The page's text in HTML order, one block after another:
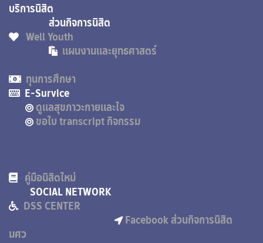
บริการนิสิต
ส่วนกิจการนิสิต
Well Youth
แผนงานและยุทธศาสตร์
ทุนการศึกษา
E-Survice
ดูแลสุขภาวะกายและใจ
ขอใบ transcript กิจกรรม
คู่มือนิสิตใหม่
SOCIAL NETWORK
DSS CENTER
Facebook ส่วนกิจการนิสิต
มศว